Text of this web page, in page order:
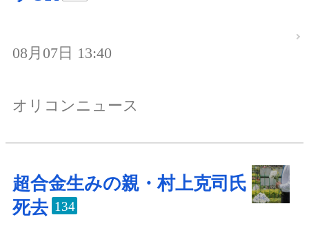
08月07日 13:40
オリコンニュース
超合金生みの親・村上克司氏
死去 134